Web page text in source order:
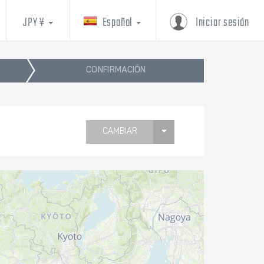
Iniciar sesión
Español
JPY ¥
CONFIRMACIÓN
CAMBIAR